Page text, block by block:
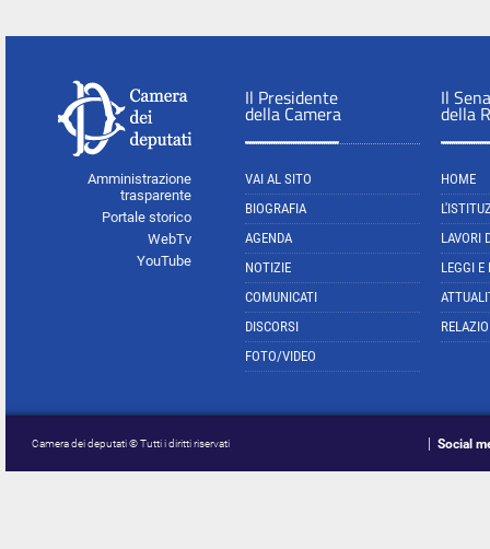
Amministrazione
trasparente
Portale storico
WebTv
YouTube
Il Presidente
della Camera
VAI AL SITO
BIOGRAFIA
AGENDA
NOTIZIE
COMUNICATI
DISCORSI
FOTO/VIDEO
Il
della
HOME
LAVORI
LEGGI E
Camera dei deputati © Tutti i diritti riservati Social